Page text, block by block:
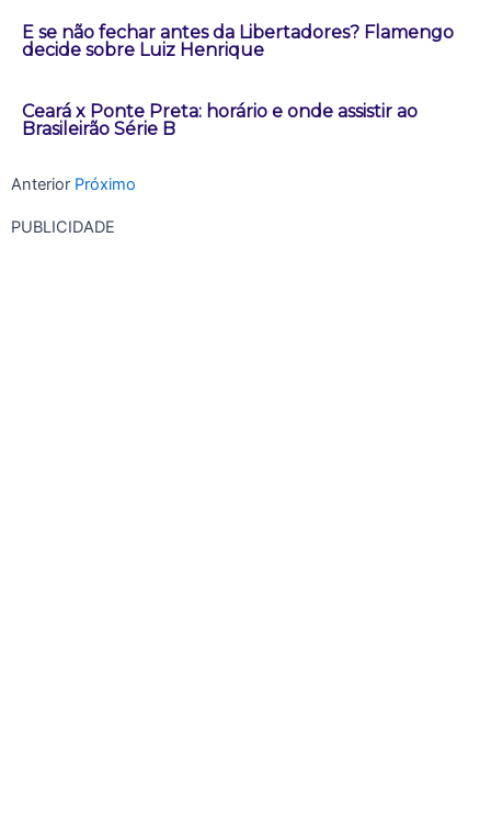
E se não fechar antes da Libertadores? Flamengo
decide sobre Luiz Henrique
Ceará x Ponte Preta: horário e onde assistir ao
Brasileirão Série B
Anterior Próximo
PUBLICIDADE